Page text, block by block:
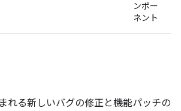
ンポー
ネント
れる新しいバグの修正と機能パッチの